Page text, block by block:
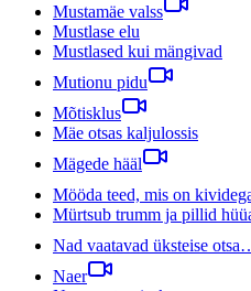
Mustamäe valss
Mustlase elu
Mustlased kui mängivad
Mutionu pidu
Mõtisklus
Mäe otsas kaljulossis
Mägede hääl
Mööda teed, mis on
Mürtsub trumm ja pillid
Nad vaatavad üksteise
Naer